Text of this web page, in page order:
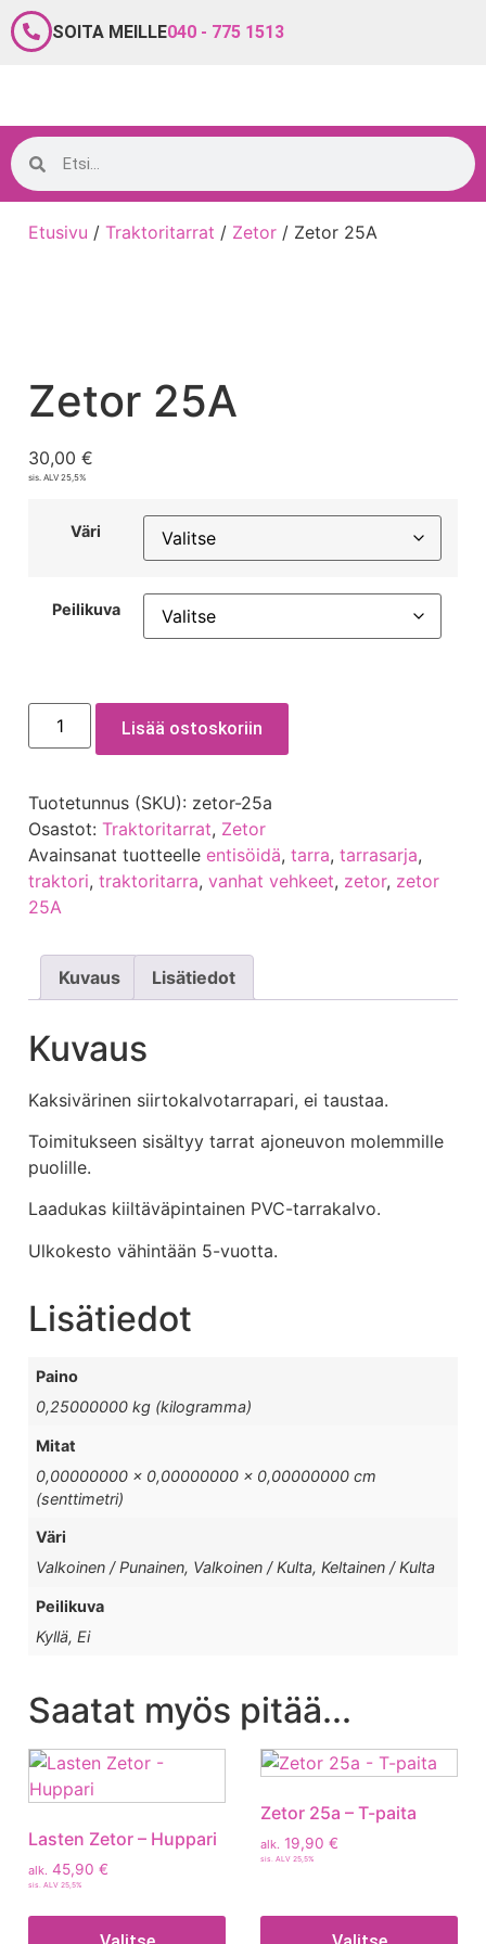
SOITA MEILLE040 - 775 1513
Etusivu / Traktoritarrat / Zetor / Zetor 25A
Zetor 25A
30,00 €
sis. ALV 25,5%
Väri
Peilikuva
Lisää ostoskoriin
Tuotetunnus (SKU): zetor-25a
Osastot: Traktoritarrat, Zetor
Avainsanat tuotteelle entisöidä, tarra, tarrasarja,
traktori, traktoritarra, vanhat vehkeet, zetor, zetor
25A
Kuvaus Lisätiedot
Kuvaus
Kaksivärinen siirtokalvotarrapari, ei taustaa.
Toimitukseen sisältyy tarrat ajoneuvon molemmille
puolille.
Laadukas kiiltäväpintainen PVC-tarrakalvo.
Ulkokesto vähintään 5-vuotta.
Lisätiedot
Paino
0,25000000 kg (kilogramma)
Mitat
0,00000000 × 0,00000000 × 0,00000000 cm
(senttimetri)
Väri
Valkoinen / Punainen, Valkoinen / Kulta, Keltainen / Kulta
Peilikuva
Kyllä, Ei
Saatat myös pitää...
Lasten Zetor – Huppari
alk. 45,90 €
sis. ALV 25,5%
Zetor 25a – T-paita
alk. 19,90 €
sis. ALV 25,5%